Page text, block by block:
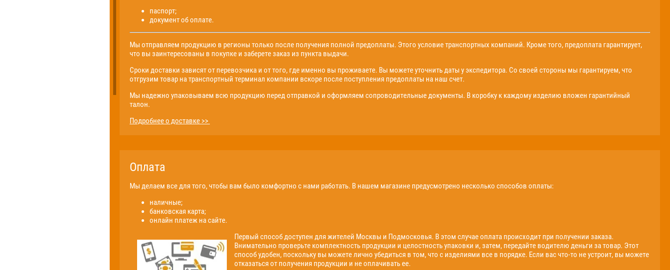
паспорт;
документ об оплате.
Мы отправляем продукцию в регионы только после получения полной предоплаты. Этого условие транспортных компаний. Кроме того, предоплата гарантирует,
что вы заинтересованы в покупке и заберете заказ из пункта выдачи.
Сроки доставки зависят от перевозчика и от того, где именно вы проживаете. Вы можете уточнить даты у экспедитора. Со своей стороны мы гарантируем, что
отгрузим товар на транспортный терминал компании вскоре после поступления предоплаты на наш счет.
Мы надежно упаковываем всю продукцию перед отправкой и оформляем сопроводительные документы. В коробку к каждому изделию вложен гарантийный
талон.
Подробнее о доставке >>
Оплата
Мы делаем все для того, чтобы вам было комфортно с нами работать. В нашем магазине предусмотрено несколько способов оплаты:
наличные;
банковская карта;
онлайн платеж на сайте.
Первый способ доступен для жителей Москвы и Подмосковья. В этом случае оплата происходит при получении заказа.
Внимательно проверьте комплектность продукции и целостность упаковки и, затем, передайте водителю деньги за товар. Этот
способ удобен, поскольку вы можете лично убедиться в том, что с изделиями все в порядке. Если вас что-то не устроит, вы можете
отказаться от получения продукции и не оплачивать ее.